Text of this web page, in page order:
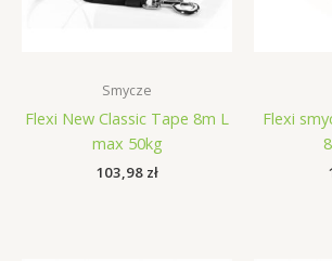
Smycze
Flexi New Classic Tape 8m L
max 50kg
103,98 zł
Flexi